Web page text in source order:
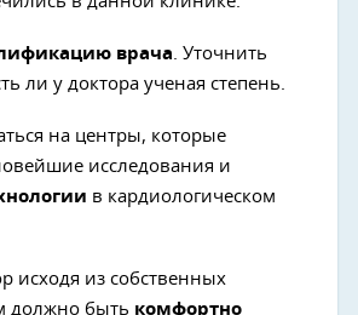
врача. Уточнить
ли у доктора ученая степень.
на центры, которые
исследования и
в кардиологическом
исходя из собственных
должно быть комфортно